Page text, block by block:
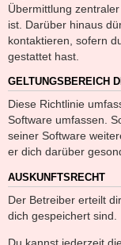
Übermittlung
ist. Darüber hinaus
kontaktieren, sofern
gestattet hast.
GELTUNGSBEREICH
Diese Richtlinie
Software umfassen.
seiner Software
er dich darüber
AUSKUNFTSRECHT
Der Betreiber erteilt
dich gespeichert sind.